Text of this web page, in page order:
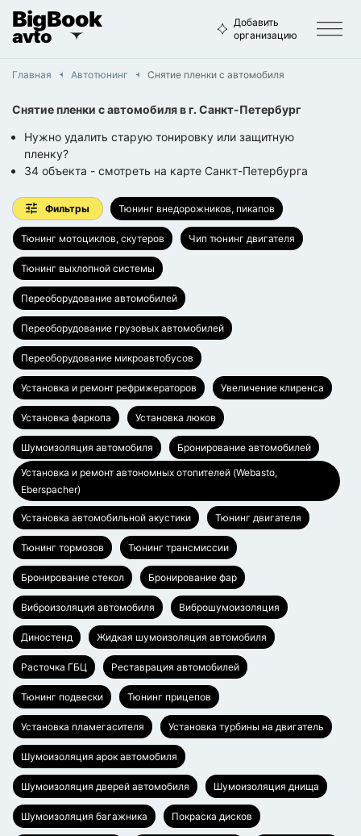
BigBook
avto
Добавить
организацию
Главная Автотюнинг Снятие пленки с автомобиля
Снятие пленки с автомобиляв г. Санкт-Петербург
Нужно удалить старую тонировку или защитную
пленку?
34 объекта - смотреть на карте Санкт-Петербурга
Фильтры Тюнинг внедорожников, пикапов
Тюнинг мотоциклов, скутеров Чип тюнинг двигателя
Тюнинг выхлопной системы
Переоборудование автомобилей
Переоборудование грузовых автомобилей
Переоборудование микроавтобусов
Установка и ремонт рефрижераторов Увеличение клиренса
Установка фаркопа Установка люков
Шумоизоляция автомобиля Бронирование автомобилей
Установка и ремонт автономных отопителей (Webasto,
Eberspacher)
Установка автомобильной акустики Тюнинг двигателя
Тюнинг тормозов Тюнинг трансмиссии
Бронирование стекол Бронирование фар
Виброизоляция автомобиля Виброшумоизоляция
Диностенд Жидкая шумоизоляция автомобиля
Расточка ГБЦ Реставрация автомобилей
Тюнинг подвески Тюнинг прицепов
Установка пламегасителя Установка турбины на двигатель
Шумоизоляция арок автомобиля
Шумоизоляция дверей автомобиля Шумоизоляция днища
Шумоизоляция багажника Покраска дисков